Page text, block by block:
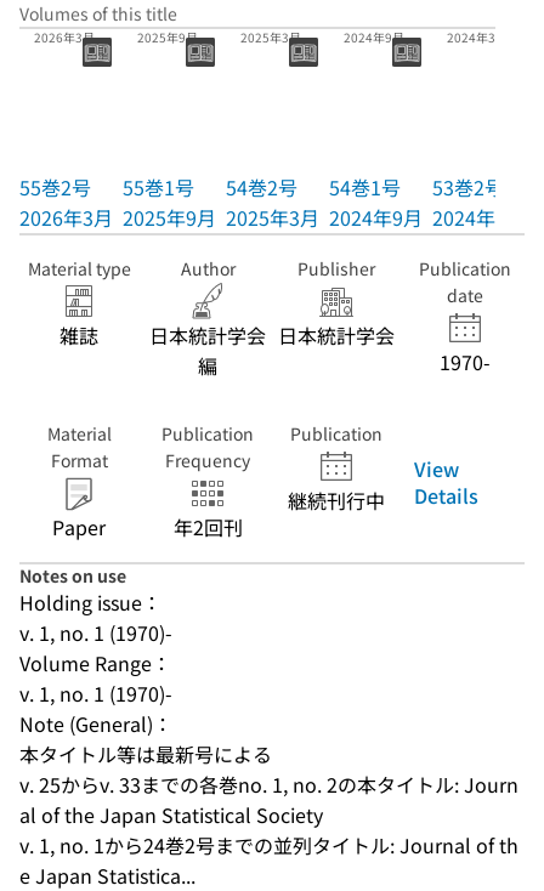
Volumes of this title
55巻2号
2026年3月
55巻2号
2026年3月
55巻1号
2025年9月
55巻1号
2025年9月
2025年3月
54巻2号
2025年3月
2024年9月
54巻1号
2024年9月
2024年3月
53巻2号
2024年3月
Material type
雑誌
Author
日本統計学会
編
Publisher
日本統計学会
Publication
date
1970-
Material
Format
Paper
Publication
Frequency
年2回刊
Publication
継続刊行中
View
Details
Notes on use
Holding issue：
v. 1, no. 1 (1970)-
Volume Range：
v. 1, no. 1 (1970)-
Note (General)：
本タイトル等は最新号による
v. 25からv. 33までの各巻no. 1, no. 2の本タイトル: Journ
al of the Japan Statistical Society
v. 1, no. 1から24巻2号までの並列タイトル: Journal of th
e Japan Statistica...